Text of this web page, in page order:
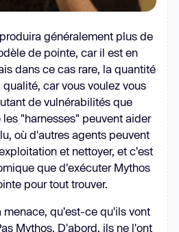
généralement plus de
de pointe, car il est en
dans ce cas rare, la quantité
car vous voulez vous
de vulnérabilités que
"harnesses" peuvent aider
où d'autres agents peuvent
et nettoyer, et c'est
que d'exécuter Mythos
pour tout trouver.
menace, qu'est-ce qu'ils vont
Mythos. D'abord, ils ne l'ont